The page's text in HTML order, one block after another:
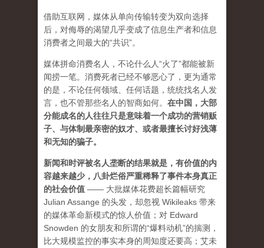
借助互联网，媒体从单向传输转变为双向选择
后，对侮辱的渴望几乎变成了信息生产者和信息
消费者之间最大的“共识”。
媒体拼命消费名人，不论什么人“火了”都能被新
闻捞一笔。消费死者已经不够恶心了，更为通常
的是，不论任何领域、任何话题，统统找名人发
言，也不管那些名人的智商如何。 在中国，大部
分能成名的人往往只是意味着一个成功的营销贩
子、与体制最亲密的奴才、或者最擅长讨好浅薄
和无知的骗子。
新闻和时评被名人垄断的结果就是，有价值的内
容越来越少，八卦烂俗严重稀释了事件本身真正
的社会价值 —— 大批媒体花费超长篇幅研究
Julian Assange 的头发，却忽视 Wikileaks 带来
的媒体革命新模式的惊人价值；对 Edward
Snowden 的女朋友和所谓的“爆料动机”的揣测，
比大规模监控的事实本身的周知度还要高；艾未